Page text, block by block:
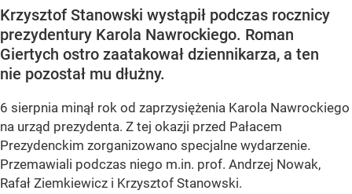
Krzysztof Stanowski wystąpił podczas rocznicy
prezydentury Karola Nawrockiego. Roman
Giertych ostro zaatakował dziennikarza, a ten
nie pozostał mu dłużny.
6 sierpnia minął rok od zaprzysiężenia Karola Nawrockiego
na urząd prezydenta. Z tej okazji przed Pałacem
Prezydenckim zorganizowano specjalne wydarzenie.
Przemawiali podczas niego m.in. prof. Andrzej Nowak,
Rafał Ziemkiewicz i Krzysztof Stanowski.